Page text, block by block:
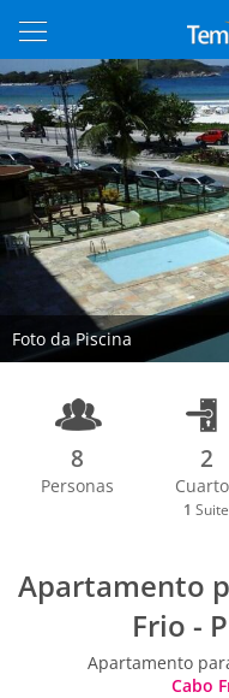
Foto da Piscina
8
Personas
2
1 Suite
Apartamento
Frio -
Apartamento
Cabo